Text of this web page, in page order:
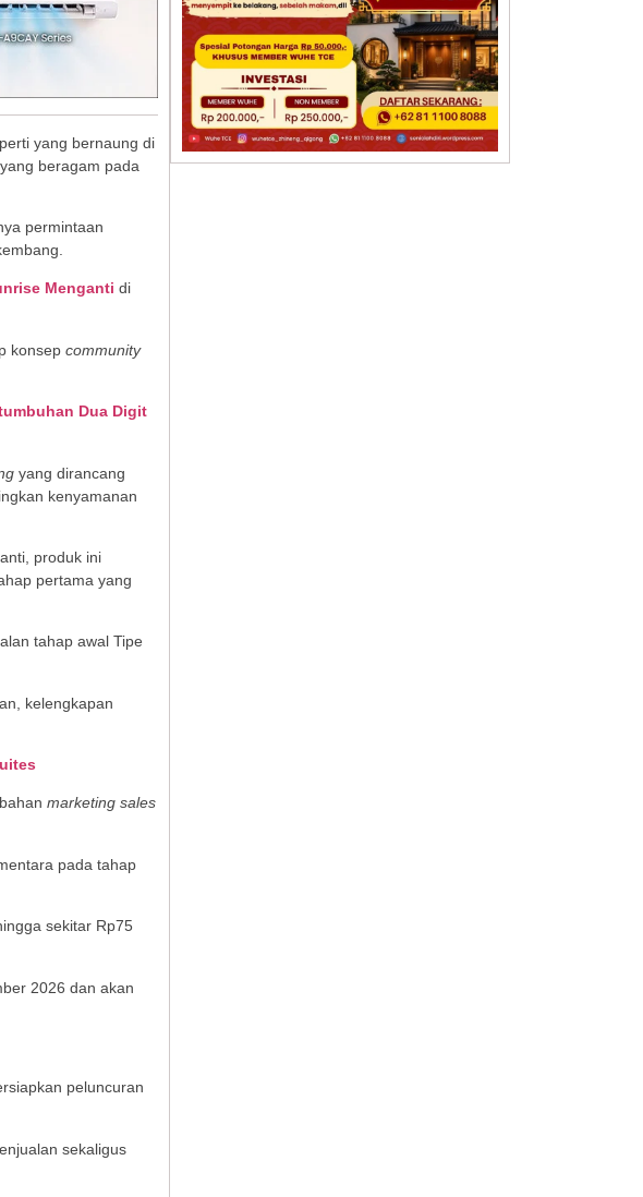
yang bernaung di
beragam pada
permintaan
Menganti di
konsep community
Dua Digit
yang dirancang
kenyamanan
produk ini
pertama yang
tahap awal Tipe
kelengkapan
marketing sales
pada tahap
sekitar Rp75
2026 dan akan
peluncuran
sekaligus